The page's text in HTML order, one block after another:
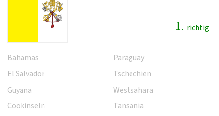
1. richtig
Bahamas
El Salvador
Guyana
Cookinseln
Paraguay
Tschechien
Westsahara
Tansania